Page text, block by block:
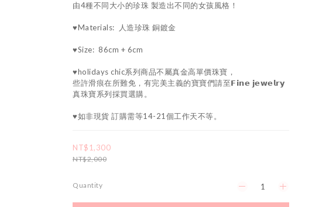
由4種不同大小的珍珠 製造出不同的女孩風格！
♥Materials:  人造珍珠 銅鍍金
♥Size:  86cm + 6cm
♥holidays chic系列商品不屬真金高單價珠寶，
些許滑痕在所難免，有完美主義的寶寶們請至𝗙𝗶𝗻𝗲 𝗷𝗲𝘄𝗲𝗹𝗿𝘆
真珠寶系列採買選購。
♥如非現貨 訂購需等14-21個工作天不等。
NT$1,300
NT$2,000
Quantity